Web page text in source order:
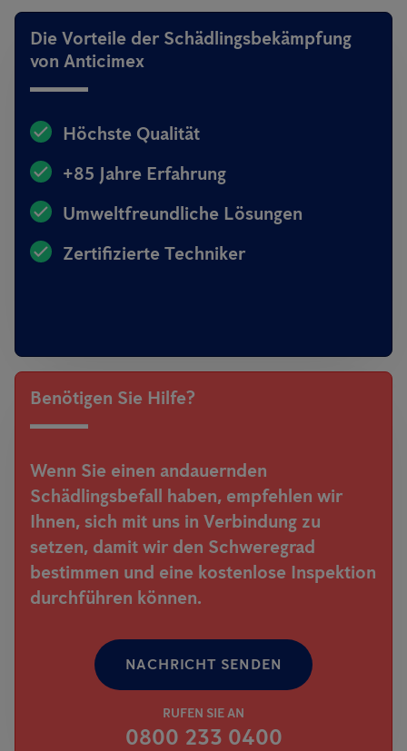
Die Vorteile der Schädlingsbekämpfung
von Anticimex
Höchste Qualität
+85 Jahre Erfahrung
Umweltfreundliche Lösungen
Zertifizierte Techniker
Benötigen Sie Hilfe?
Wenn Sie einen andauernden
Schädlingsbefall haben, empfehlen wir
Ihnen, sich mit uns in Verbindung zu
setzen, damit wir den Schweregrad
bestimmen und eine kostenlose Inspektion
durchführen können.
NACHRICHT SENDEN
RUFEN SIE AN
0800 233 0400